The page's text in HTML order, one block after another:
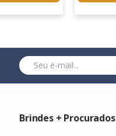
Brindes + Procurados